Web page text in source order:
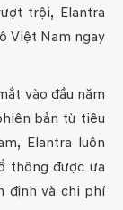
trội, Elantra
Việt Nam ngay
vào đầu năm
bản từ tiêu
Elantra luôn
thông được ưa
định và chi phí